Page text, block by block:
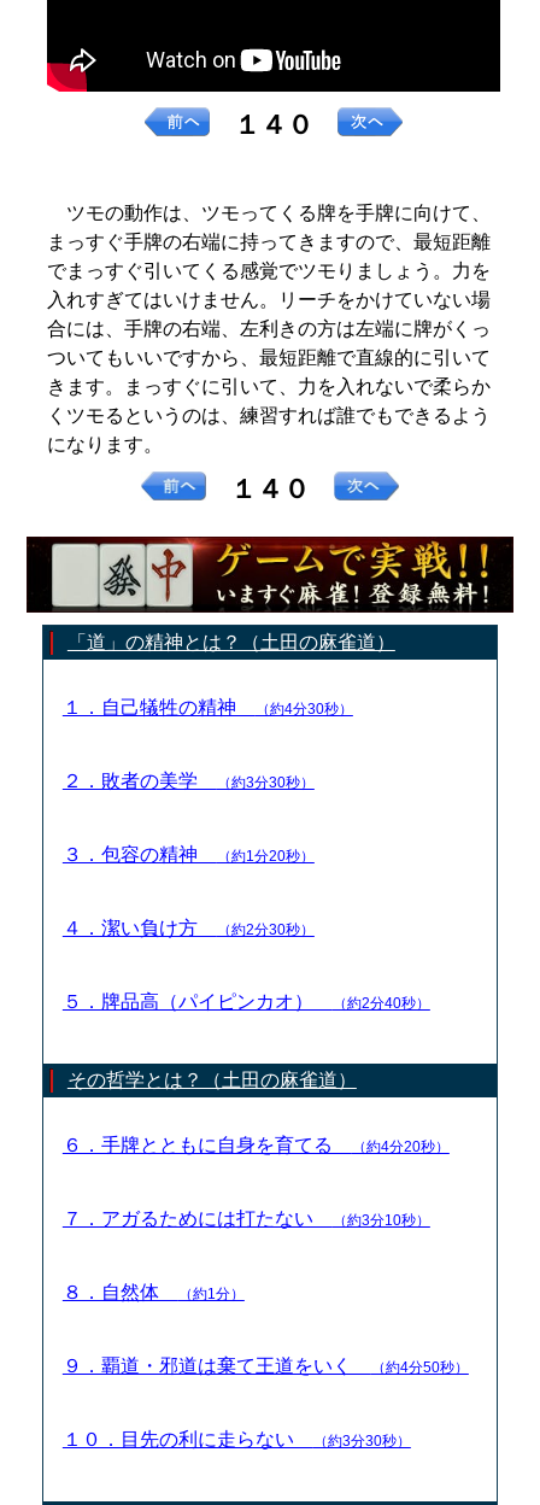
１４０
ツモの動作は、ツモってくる牌を手牌に向けて、
まっすぐ手牌の右端に持ってきますので、最短距離
でまっすぐ引いてくる感覚でツモりましょう。力を
入れすぎてはいけません。リーチをかけていない場
合には、手牌の右端、左利きの方は左端に牌がくっ
ついてもいいですから、最短距離で直線的に引いて
きます。まっすぐに引いて、力を入れないで柔らか
くツモるというのは、練習すれば誰でもできるよう
になります。
１４０
「道」の精神とは？（土田の麻雀道）
１．自己犠牲の精神 （約4分30秒）
２．敗者の美学 （約3分30秒）
３．包容の精神 （約1分20秒）
４．潔い負け方 （約2分30秒）
５．牌品高（パイピンカオ） （約2分40秒）
その哲学とは？（土田の麻雀道）
６．手牌とともに自身を育てる （約4分20秒）
７．アガるためには打たない （約3分10秒）
８．自然体 （約1分）
９．覇道・邪道は棄て王道をいく （約4分50秒）
１０．目先の利に走らない （約3分30秒）